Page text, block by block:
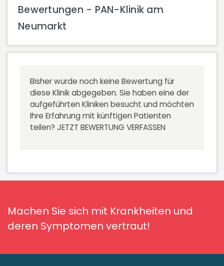
Bewertungen - PAN-Klinik am
Neumarkt
Bisher wurde noch keine Bewertung für
diese Klinik abgegeben. Sie haben eine der
aufgeführten Kliniken besucht und möchten
Ihre Erfahrung mit künftigen Patienten
teilen? JETZT BEWERTUNG VERFASSEN
Machen Sie sich mit Krankheiten und
deren Symptomen vertraut!